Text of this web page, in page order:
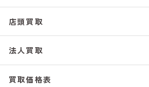
店頭買取
法人買取
買取価格表